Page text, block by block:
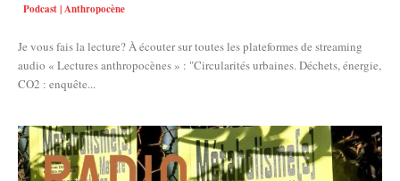
Podcast | Anthropocène
Je vous fais la lecture? À écouter sur toutes les plateformes de streaming
audio « Lectures anthropocènes » : "Circularités urbaines. Déchets, énergie,
CO2 : enquête...